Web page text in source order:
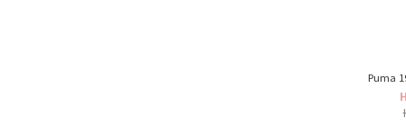
Puma